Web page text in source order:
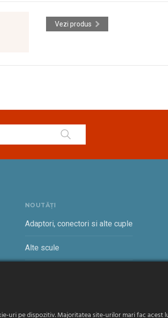
Vezi produs
NOUTĂȚI
Adaptori, conectori si alte cuple
Alte scule
uri pe dispozitiv. Majoritatea site-urilor mari fac acest